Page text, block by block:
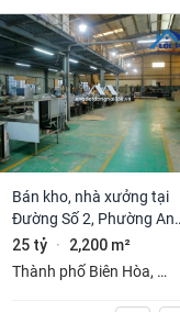
Bán kho, nhà xưởng tại
Đường Số 2, Phường An
Bình, Thành phố Biên
Đồng Nai giá 25 tỷ
25 tỷ · 2,200 m²
Thành phố Biên Hòa,